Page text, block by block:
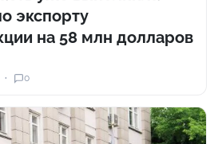
экспорту
на 58 млн долларов
0